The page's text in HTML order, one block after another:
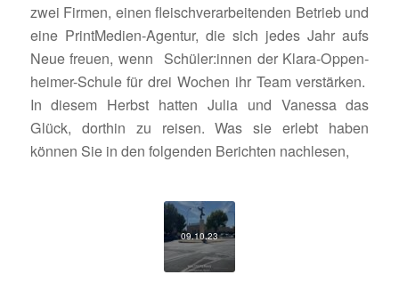
zwei Firmen, einen fleisch­ver­ar­bei­tenden Betrieb und
eine Print­Me­dien-Agentur, die sich jedes Jahr aufs
Neue freuen, wenn Schüler:innen der Klara-Oppen­
heimer-Schule für drei Wochen ihr Team verstärken.
In diesem Herbst hatten Julia und Vanessa das
Glück, dorthin zu reisen. Was sie erlebt haben
können Sie in den folgenden Berichten nachlesen,
09.10.23